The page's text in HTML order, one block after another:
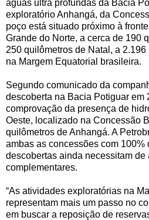
águas ultra profundas da Bacia
exploratório Anhangá, da
poço está situado próximo à
Grande do Norte, a cerca de 190
250 quilômetros de Natal, a
na Margem Equatorial brasileira.
Segundo comunicado da
descoberta na Bacia Potiguar em
comprovação da presença de
Oeste, localizado na Concessão
quilômetros de Anhangá. A
ambas as concessões com 100%
descobertas ainda necessitam de
complementares.
“As atividades exploratórias na
representam mais um passo no
em buscar a reposição de